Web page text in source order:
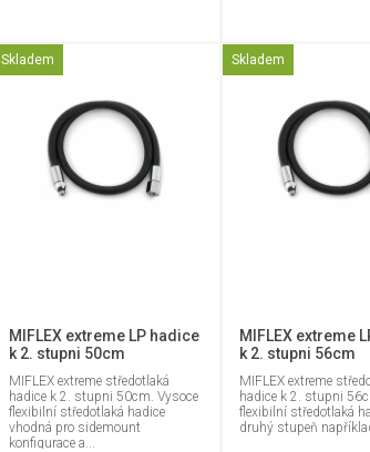
Skladem
MIFLEX extreme LP hadice
k 2. stupni 50cm
MIFLEX extreme středotlaká
hadice k 2. stupni 50cm. Vysoce
flexibilní středotlaká hadice
vhodná pro sidemount
konfigurace a...
Skladem
MIFLEX extreme
k 2. stupni 56cm
MIFLEX extreme
hadice k 2. stupni
flexibilní středotlaká
druhý stupeň